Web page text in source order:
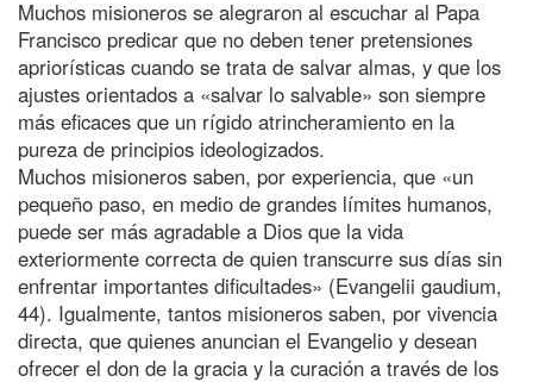
Muchos misioneros se alegraron al escuchar al Papa
Francisco predicar que no deben tener pretensiones
apriorísticas cuando se trata de salvar almas, y que los
ajustes orientados a «salvar lo salvable» son siempre
más eficaces que un rígido atrincheramiento en la
pureza de principios ideologizados.
Muchos misioneros saben, por experiencia, que «un
pequeño paso, en medio de grandes límites humanos,
puede ser más agradable a Dios que la vida
exteriormente correcta de quien transcurre sus días sin
enfrentar importantes dificultades» (Evangelii gaudium,
44). Igualmente, tantos misioneros saben, por vivencia
directa, que quienes anuncian el Evangelio y desean
ofrecer el don de la gracia y la curación a través de los